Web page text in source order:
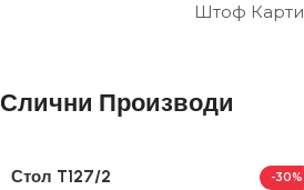
Штоф Карти
Слични Производи
Стол T127/2 -30%